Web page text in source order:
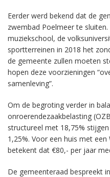
Eerder werd bekend dat de
zwembad Poelmeer te
muziekschool, de
sportterreinen in 2018 het
de gemeente zullen moeten
hopen deze voorzieningen
samenleving”.
Om de begroting verder in
onroerendezaakbelasting
structureel met 18,75%
1,25%. Voor een huis met
betekent dat €80,- per jaar
De gemeenteraad bespreekt